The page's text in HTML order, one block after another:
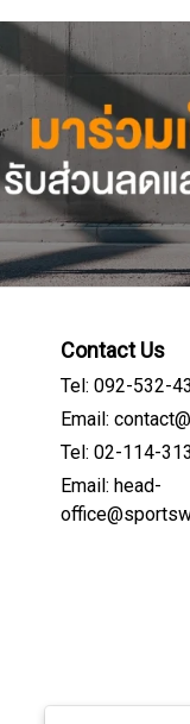
Contact Us
Tel: 092-532-
Email:
Tel: 02-114-
Email: head-